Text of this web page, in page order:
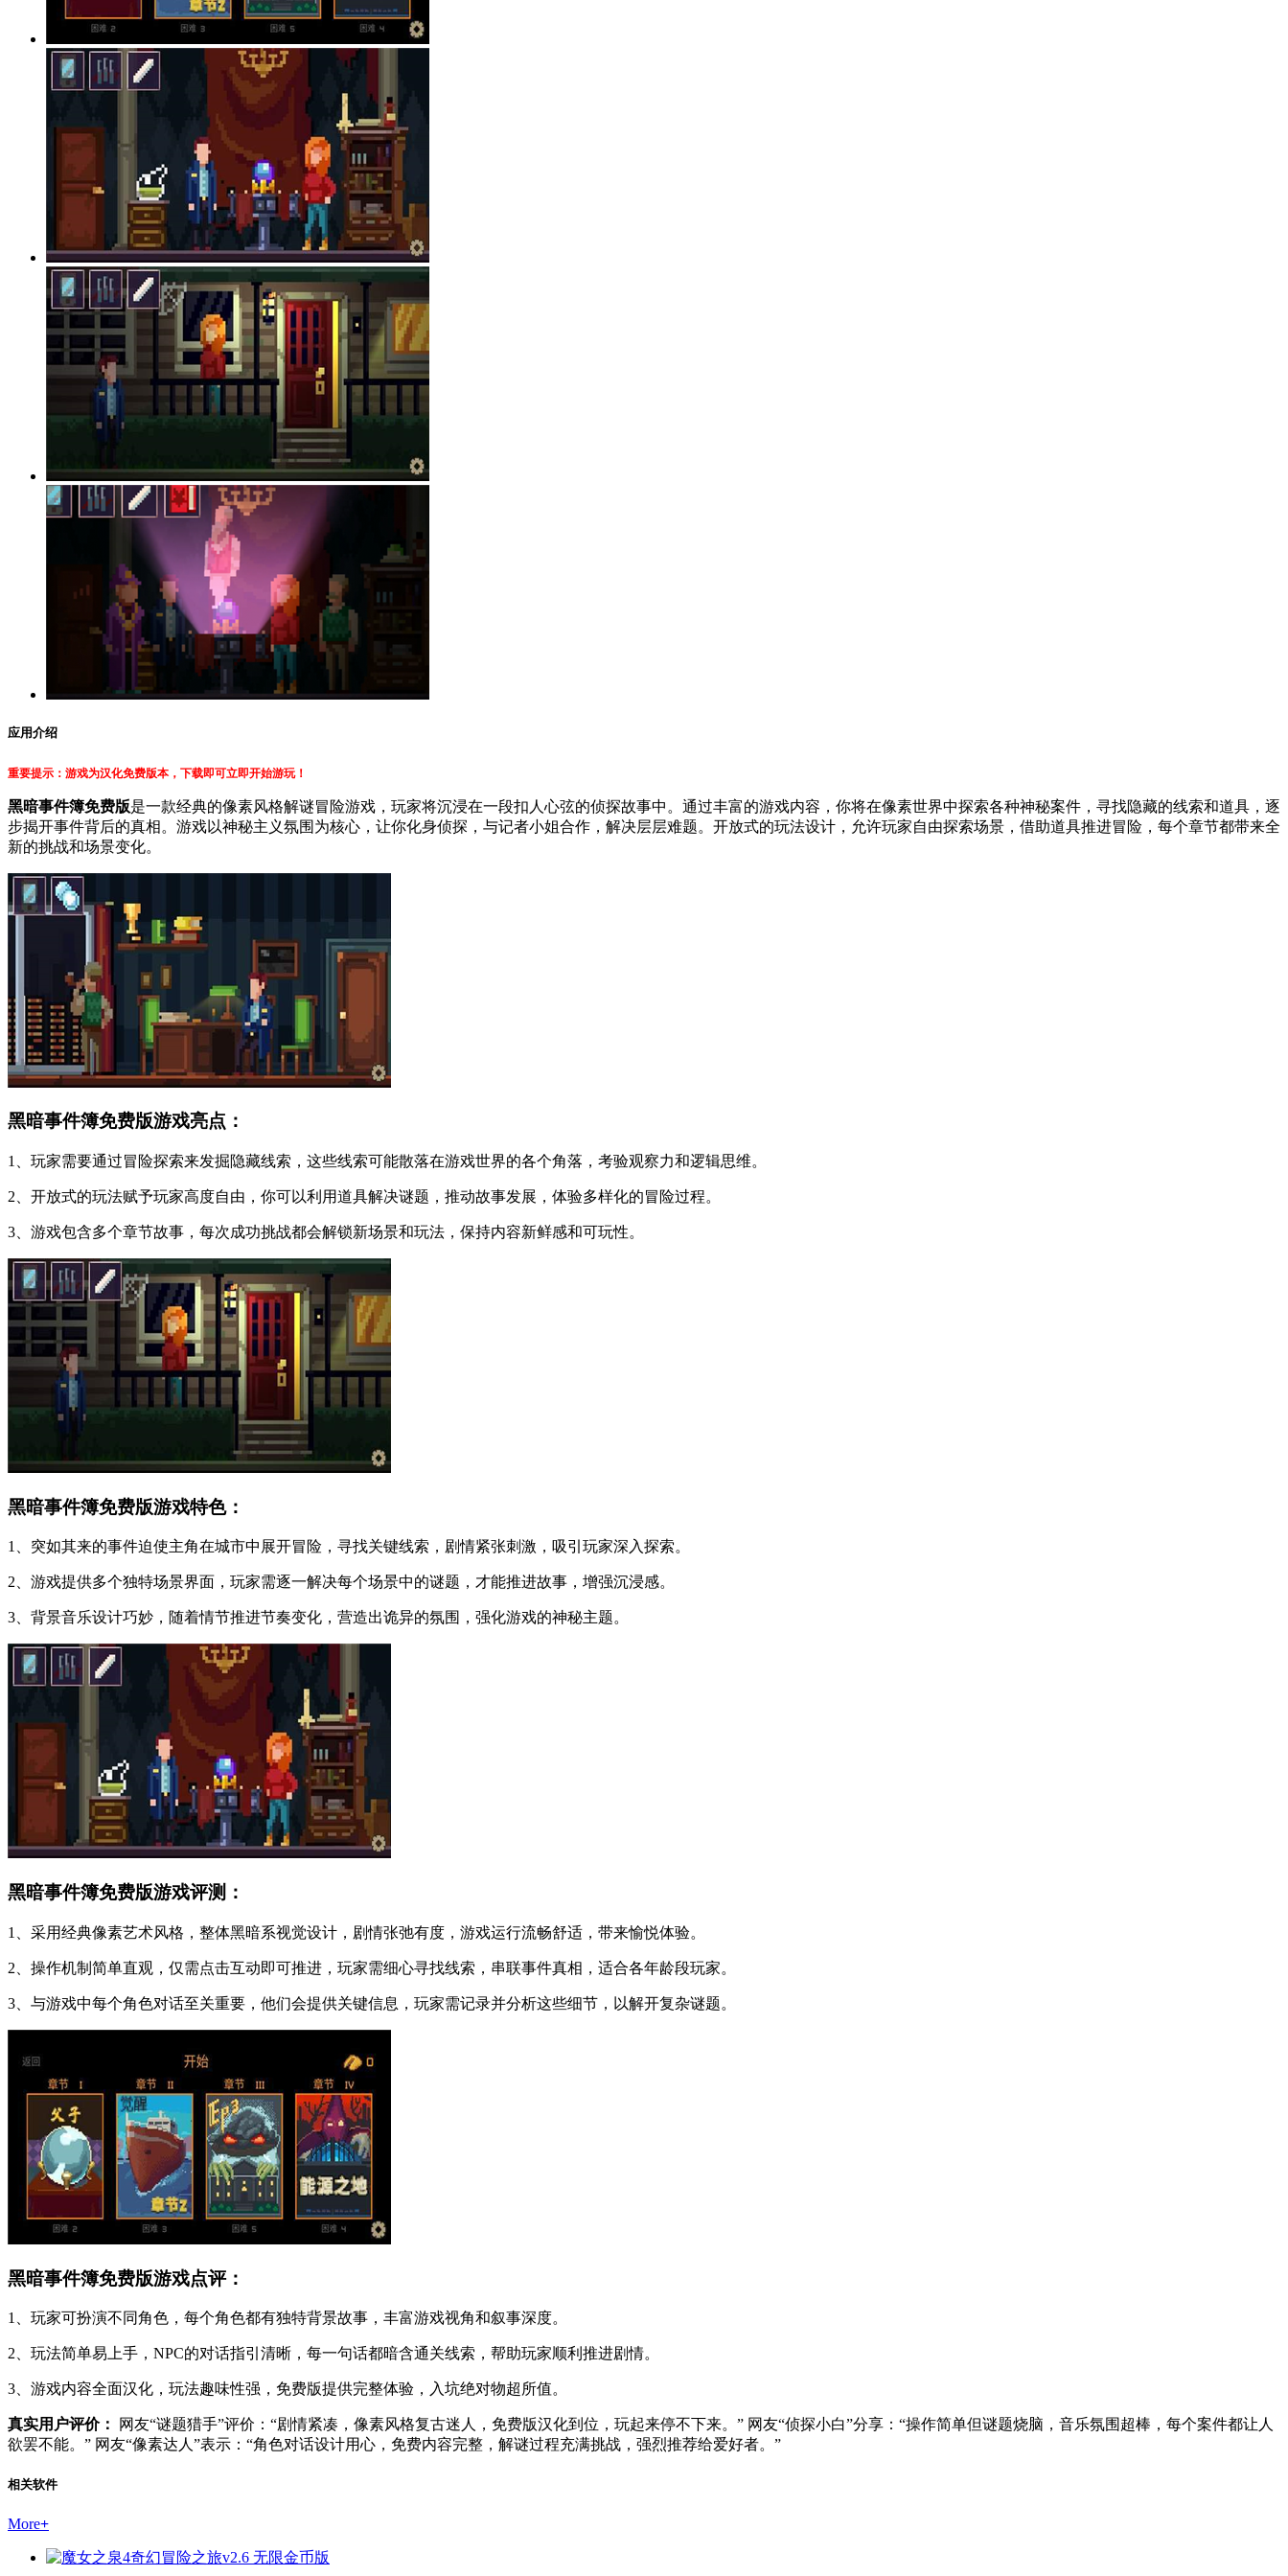
应用介绍
重要提示：游戏为汉化免费版本，下载即可立即开始游玩！
黑暗事件簿免费版是一款经典的像素风格解谜冒险游戏，玩家将沉浸在一段扣人心弦的侦探故事中。通过丰富的游戏内容，你将在像素世界中探索各种神秘案件，寻找隐藏的线索和道具，逐
步揭开事件背后的真相。游戏以神秘主义氛围为核心，让你化身侦探，与记者小姐合作，解决层层难题。开放式的玩法设计，允许玩家自由探索场景，借助道具推进冒险，每个章节都带来全
新的挑战和场景变化。
黑暗事件簿免费版游戏亮点：
1、玩家需要通过冒险探索来发掘隐藏线索，这些线索可能散落在游戏世界的各个角落，考验观察力和逻辑思维。
2、开放式的玩法赋予玩家高度自由，你可以利用道具解决谜题，推动故事发展，体验多样化的冒险过程。
3、游戏包含多个章节故事，每次成功挑战都会解锁新场景和玩法，保持内容新鲜感和可玩性。
黑暗事件簿免费版游戏特色：
1、突如其来的事件迫使主角在城市中展开冒险，寻找关键线索，剧情紧张刺激，吸引玩家深入探索。
2、游戏提供多个独特场景界面，玩家需逐一解决每个场景中的谜题，才能推进故事，增强沉浸感。
3、背景音乐设计巧妙，随着情节推进节奏变化，营造出诡异的氛围，强化游戏的神秘主题。
黑暗事件簿免费版游戏评测：
1、采用经典像素艺术风格，整体黑暗系视觉设计，剧情张弛有度，游戏运行流畅舒适，带来愉悦体验。
2、操作机制简单直观，仅需点击互动即可推进，玩家需细心寻找线索，串联事件真相，适合各年龄段玩家。
3、与游戏中每个角色对话至关重要，他们会提供关键信息，玩家需记录并分析这些细节，以解开复杂谜题。
黑暗事件簿免费版游戏点评：
1、玩家可扮演不同角色，每个角色都有独特背景故事，丰富游戏视角和叙事深度。
2、玩法简单易上手，NPC的对话指引清晰，每一句话都暗含通关线索，帮助玩家顺利推进剧情。
3、游戏内容全面汉化，玩法趣味性强，免费版提供完整体验，入坑绝对物超所值。
真实用户评价：
网友“谜题猎手”评价：“剧情紧凑，像素风格复古迷人，免费版汉化到位，玩起来停不下来。” 网友“侦探小白”分享：“操作简单但谜题烧脑，音乐氛围超棒，每个案件都让人
欲罢不能。” 网友“像素达人”表示：“角色对话设计用心，免费内容完整，解谜过程充满挑战，强烈推荐给爱好者。”
相关软件
More+